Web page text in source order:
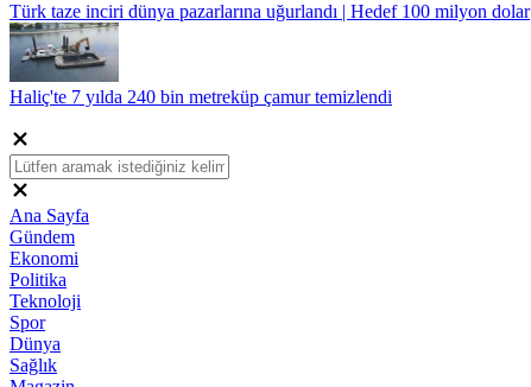
Türk taze inciri dünya pazarlarına uğurlandı | Hedef 100 milyon dolar
Haliç'te 7 yılda 240 bin metreküp çamur temizlendi
Ana Sayfa
Gündem
Ekonomi
Politika
Teknoloji
Spor
Dünya
Sağlık